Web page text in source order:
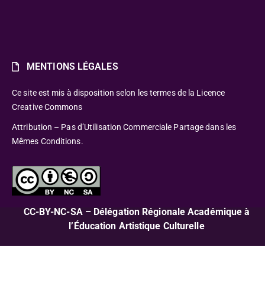
MENTIONS LÉGALES
Ce site est mis à disposition selon les termes de la Licence
Creative Commons
Attribution – Pas d’Utilisation Commerciale Partage dans les
Mêmes Conditions.
CC-BY-NC-SA – Délégation Régionale Académique à
l’Éducation Artistique Culturelle